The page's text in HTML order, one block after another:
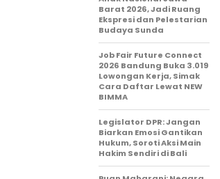
Barat 2026, Jadi Ruang
Ekspresi dan Pelestarian
Budaya Sunda
Job Fair Future Connect
2026 Bandung Buka 3.019
Lowongan Kerja, Simak
Cara Daftar Lewat NEW
BIMMA
Legislator DPR: Jangan
Biarkan Emosi Gantikan
Hukum, Soroti Aksi Main
Hakim Sendiri di Bali